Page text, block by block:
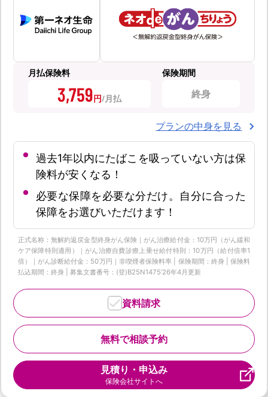
月払保険料
3,759円
保険期間
終身
プランの中身を見る
過去1年以内にたばこを吸っていない方は保
険料が安くなる！
必要な保障を必要な分だけ。自分に合った
保障をお選びいただけます！
正式名称：無解約返戻金型終身がん保険｜がん治療給付金：10万円（がん緩和
ケア保障特則適用）｜がん治療自費診療上乗せ給付特則：10万円（給付倍率1
倍）｜がん診断給付金：50万円｜非喫煙者保険料率 | 保険期間：終身 | 保険料
払込期間：終身 | 募集文書番号：(登)B25N1475‘26年4月更新
無料で相談予約
資料請求
見積り・申込み
保険会社サイトへ